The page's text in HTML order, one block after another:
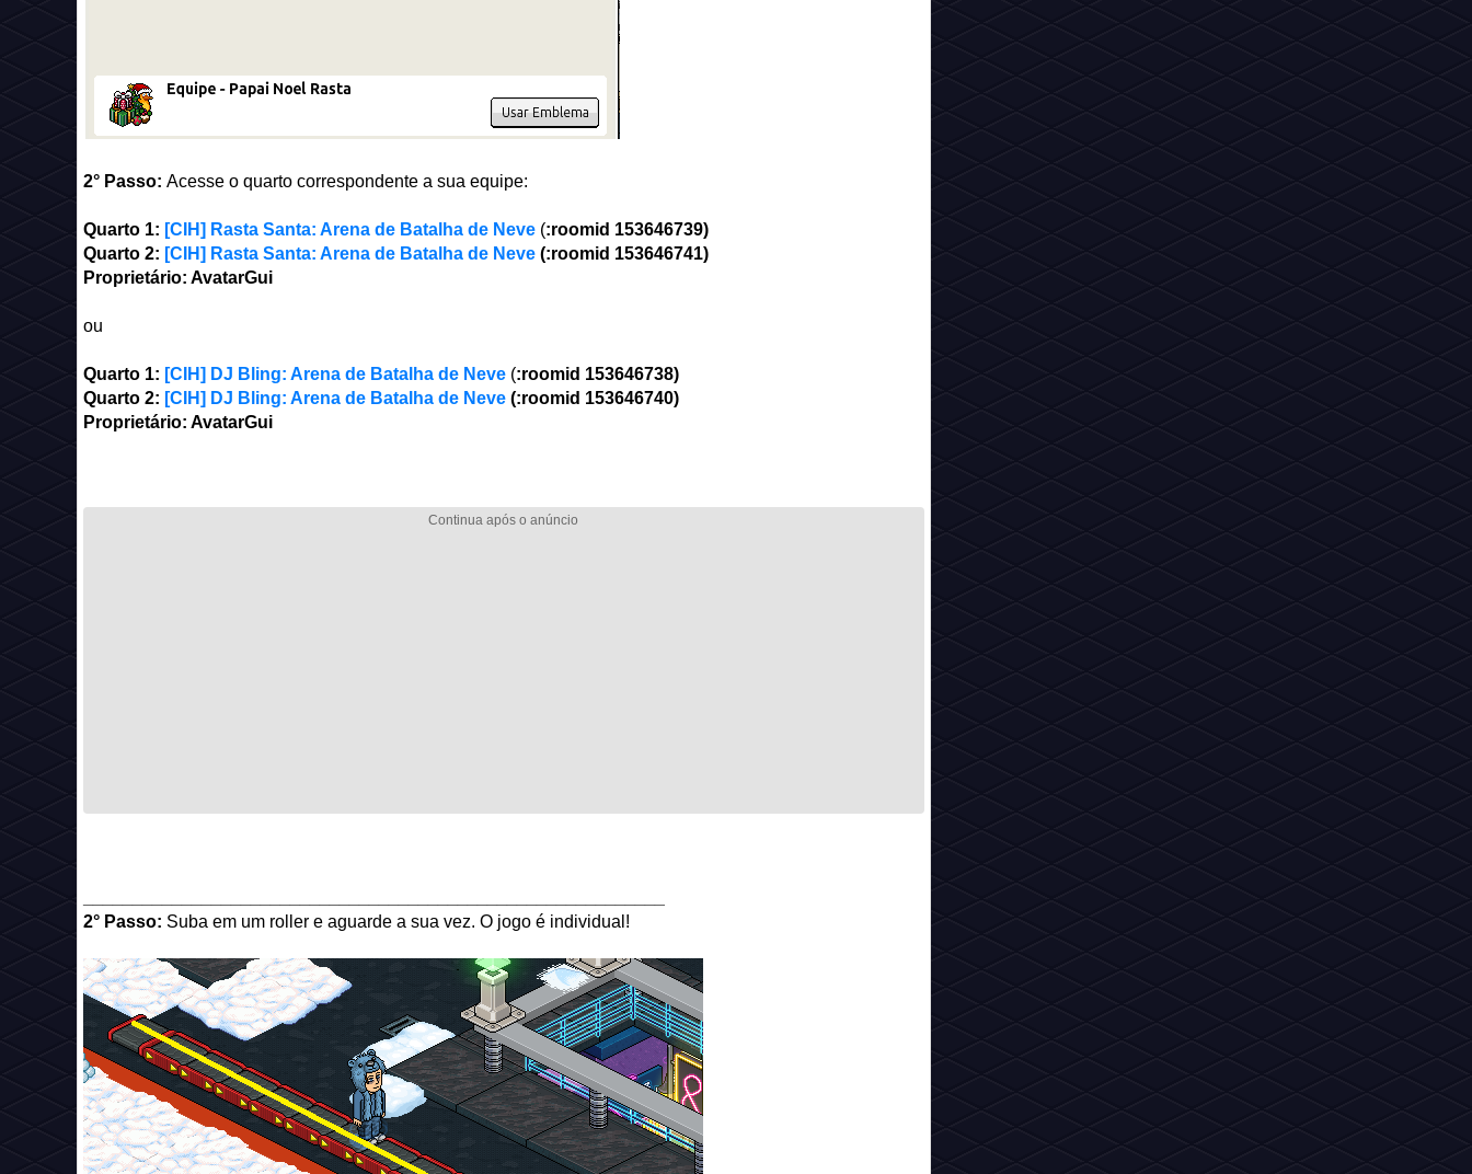
2° Passo: Acesse o quarto correspondente a sua equipe:
Quarto 1: [CIH] Rasta Santa: Arena de Batalha de Neve (:roomid 153646739)
Quarto 2: [CIH] Rasta Santa: Arena de Batalha de Neve (:roomid 153646741)
Proprietário: AvatarGui
ou
Quarto 1: [CIH] DJ Bling: Arena de Batalha de Neve (:roomid 153646738)
Quarto 2: [CIH] DJ Bling: Arena de Batalha de Neve (:roomid 153646740)
Proprietário: AvatarGui
2° Passo: Suba em um roller e aguarde a sua vez. O jogo é individual!